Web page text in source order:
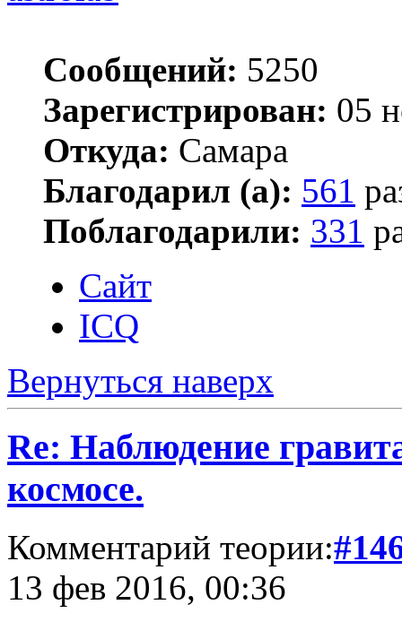
Сообщений: 5250
Зарегистрирован: 05
Откуда: Самара
Благодарил (а): 561
Поблагодарили: 331
Сайт
ICQ
Вернуться наверх
Re: Наблюдение
космосе.
Комментарий теории:
13 фев 2016, 00:36